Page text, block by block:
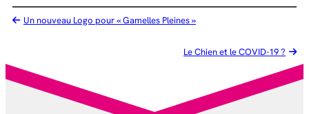
Un nouveau Logo pour « Gamelles Pleines »
Le Chien et le COVID-19 ?